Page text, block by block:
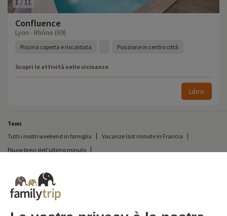
1 / 11
Confluence
Lyon - Rhône (69)
Piscina coperta e riscaldata Posizione in centro città
Scopri le attività nelle vicinanze
Libro
Temi
Tutti i nostri weekend in famiglia
Vacanze last minute in Francia
Pause brevi dell'ultimo minuto
Vacanze in campeggio in Francia
Destinazioni
Vacanze sulla neve in Francia